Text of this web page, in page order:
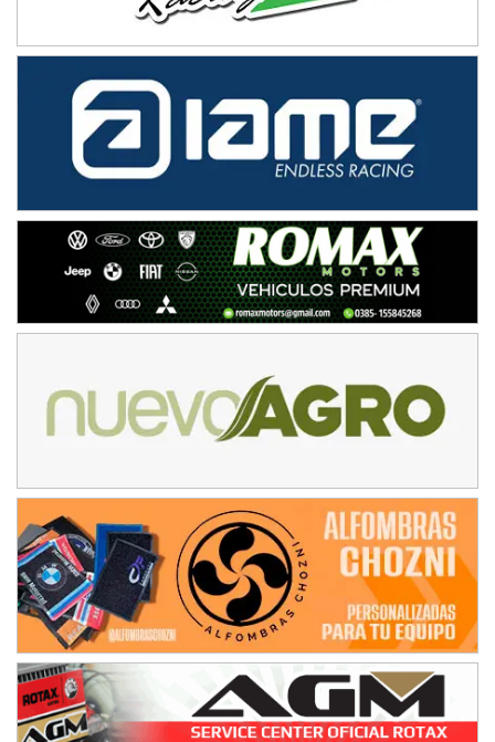
Avellaneda (Santa Fe)
José Samuel Sánchez (Tierra)
Rufino (Santa Fe)
TUCUMANO - F5
Juan Navarro (Asfalto)